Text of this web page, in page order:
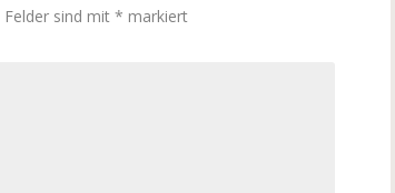
Felder sind mit* markiert